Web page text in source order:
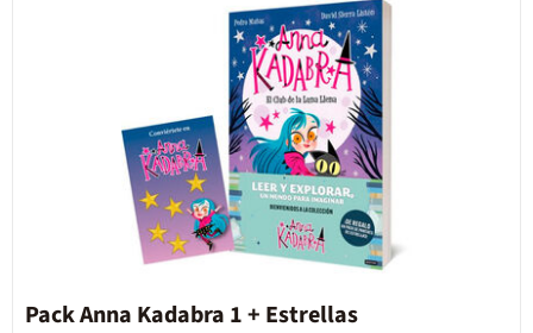
Pack Anna Kadabra 1 + Estrellas